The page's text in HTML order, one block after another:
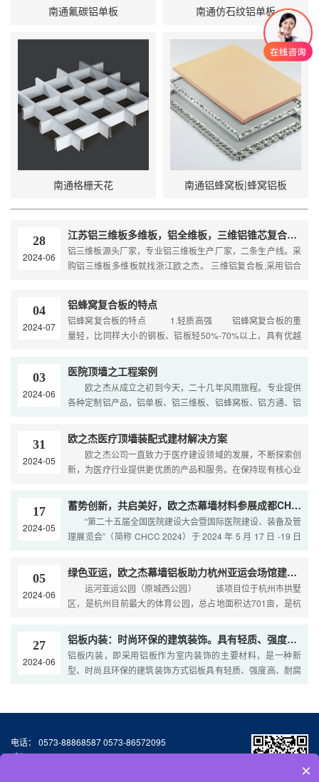
南通氟碳铝单板 南通仿石纹铝单板
南通格栅天花 南通铝蜂窝板|蜂窝铝板
28
2024-06
江苏铝三维板多维板，铝全维板，三维铝锥芯复合板厂家，二条生产线三维板大王
铝三维板源头厂家，专业铝三维板生产厂家，二条生产线。采
购铝三维板多维板就找浙江欧之杰。 三维铝复合板,采用铝合
04
2024-07
铝蜂窝复合板的特点
铝蜂窝复合板的特点 1.轻质高强 铝蜂窝复合板的重
量轻，比同样大小的钢板、铝板轻50%-70%以上，具有优越
2.隔音隔热 ……
03
2024-06
医院顶墙之工程案例
欧之杰从成立之初到今天，二十几年风雨旅程。专业提供
各种定制铝产品，铝单板、铝三维板、铝蜂窝板、铝方通、铝
板、挂片等系列产……
31
2024-05
欧之杰医疗顶墙装配式建材解决方案
欧之杰公司一直致力于医疗建设领域的发展，不断探索创
新，为医疗行业提供更优质的产品和服务。在保持现有核心业
疗吊顶，打造了一……
17
2024-05
蓄势创新，共启美好，欧之杰幕墙材料参展成都CHCC2024（全国医院建设大会）
“第二十五届全国医院建设大会暨国际医院建设、装备及管
理展览会”（简称 CHCC 2024）于 2024 年 5 月 17 日 -19 日
幕墙材料有限……
05
2024-06
绿色亚运，欧之杰幕墙铝板助力杭州亚运会场馆建筑之美
运河亚运公园（原城西公园） 该项目位于杭州市拱墅
区，是杭州目前最大的体育公园，总占地面积达701亩，是杭
在2022-2023年度……
27
2024-06
铝板内装：时尚环保的建筑装饰。具有轻质、强度高、耐腐蚀、易加工等特点
铝板内装，即采用铝板作为室内装饰的主要材料，是一种新
型、时尚且环保的建筑装饰方式铝板具有轻质、强度高、耐腐
电话： 0573-88868587 0573-86572095
手机：13064776677
×